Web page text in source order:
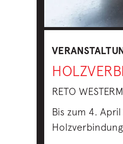
RETO
Bis zum 4.